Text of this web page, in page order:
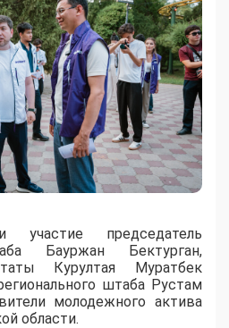
председатель
Бауржан Бектурган,
Курултая Муратбек
штаба Рустам
молодежного актива
области.